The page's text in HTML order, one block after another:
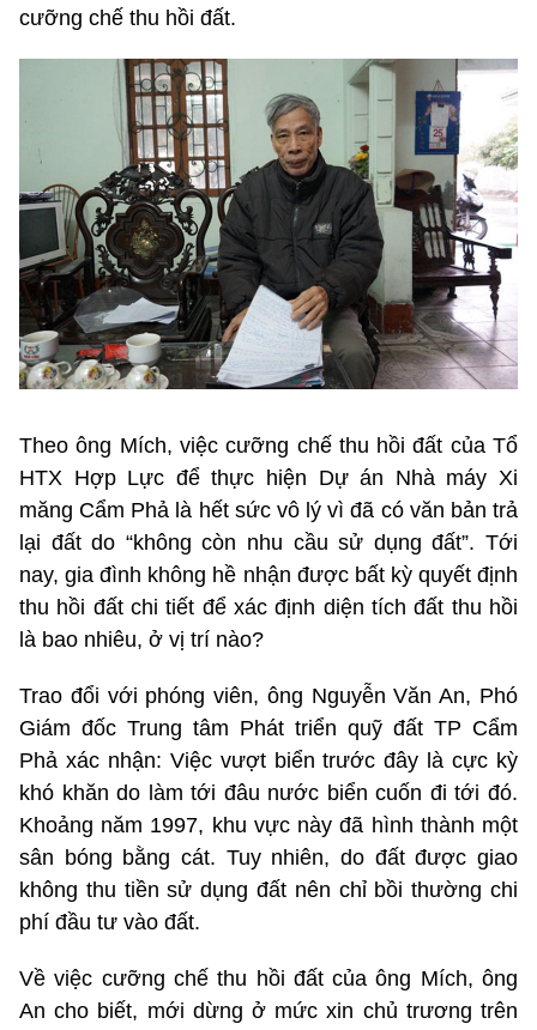
cưỡng chế thu hồi đất.
Theo ông Mích, việc cưỡng chế thu hồi đất của Tổ
HTX Hợp Lực để thực hiện Dự án Nhà máy Xi
măng Cẩm Phả là hết sức vô lý vì đã có văn bản trả
lại đất do “không còn nhu cầu sử dụng đất”. Tới
nay, gia đình không hề nhận được bất kỳ quyết định
thu hồi đất chi tiết để xác định diện tích đất thu hồi
là bao nhiêu, ở vị trí nào?
Trao đổi với phóng viên, ông Nguyễn Văn An, Phó
Giám đốc Trung tâm Phát triển quỹ đất TP Cẩm
Phả xác nhận: Việc vượt biển trước đây là cực kỳ
khó khăn do làm tới đâu nước biển cuốn đi tới đó.
Khoảng năm 1997, khu vực này đã hình thành một
sân bóng bằng cát. Tuy nhiên, do đất được giao
không thu tiền sử dụng đất nên chỉ bồi thường chi
phí đầu tư vào đất.
Về việc cưỡng chế thu hồi đất của ông Mích, ông
An cho biết, mới dừng ở mức xin chủ trương trên